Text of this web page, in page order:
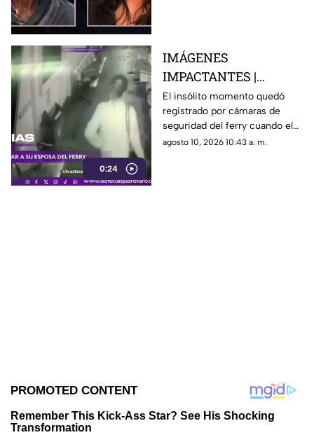
0:24
IMÁGENES
IMPACTANTES |
Hombre intenta arr0jar
a su esposa por la
borda de un ferry
El insólito momento quedó
registrado por cámaras de
seguridad del ferry cuando el
hombre intentó lanz4r a su
agosto 10, 2026 10:43 a. m.